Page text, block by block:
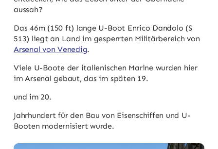
aussah?
Das 46m (150 ft) lange U-Boot Enrico Dandolo (S
513) liegt an Land im gesperrten Militärbereich von
Arsenal von Venedig.
Viele U-Boote der italienischen Marine wurden hier
im Arsenal gebaut, das im späten 19.
und im 20.
Jahrhundert für den Bau von Eisenschiffen und U-
Booten modernisiert wurde.